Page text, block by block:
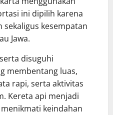
ini dipilih karena
kesempatan
Jawa.
disuguhi
membentang luas,
rapi, serta aktivitas
Kereta api menjadi
keindahan